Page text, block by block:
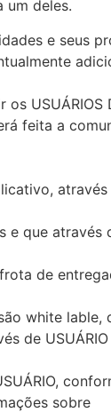
um deles.
e seus
USUÁRIOS
feita a
através
e que através
de
white lable,
de USUÁRIO
sobre